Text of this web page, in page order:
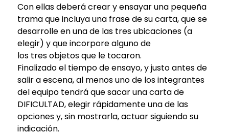
Con ellas deberá crear y ensayar una pequeña
trama que incluya una frase de su carta, que se
desarrolle en una de las tres ubicaciones (a
elegir) y que incorpore alguno de
los tres objetos que le tocaron.
Finalizado el tiempo de ensayo, y justo antes de
salir a escena, al menos uno de los integrantes
del equipo tendrá que sacar una carta de
DIFICULTAD, elegir rápidamente una de las
opciones y, sin mostrarla, actuar siguiendo su
indicación.